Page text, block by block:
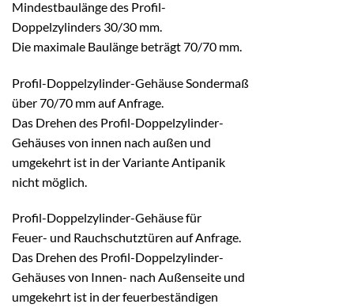
Mindestbaulänge des Profil-
Doppelzylinders 30/30 mm.
Die maximale Baulänge beträgt 70/70 mm.
Profil-Doppelzylinder-Gehäuse Sondermaß
über 70/70 mm auf Anfrage.
Das Drehen des Profil-Doppelzylinder-
Gehäuses von innen nach außen und
umgekehrt ist in der Variante Antipanik
nicht möglich.
Profil-Doppelzylinder-Gehäuse für
Feuer- und Rauchschutztüren auf Anfrage.
Das Drehen des Profil-Doppelzylinder-
Gehäuses von Innen- nach Außenseite und
umgekehrt ist in der feuerbeständigen